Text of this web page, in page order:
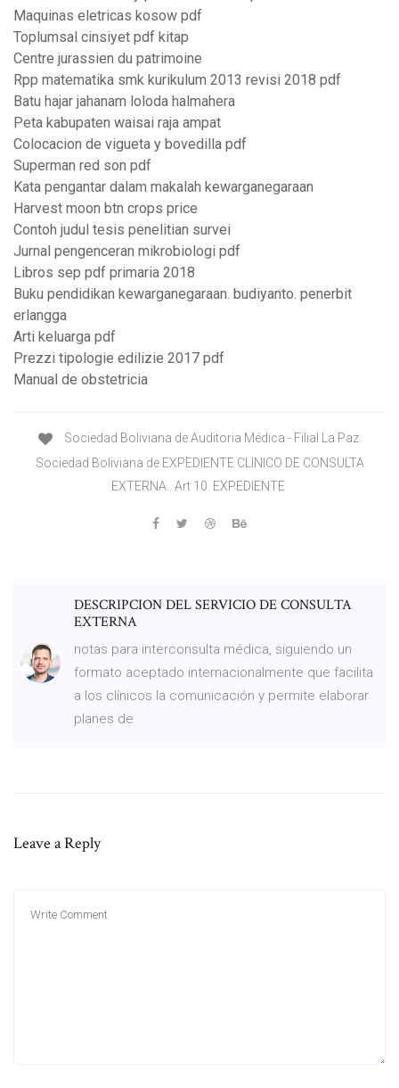
Maquinas eletricas kosow pdf
Toplumsal cinsiyet pdf kitap
Centre jurassien du patrimoine
Rpp matematika smk kurikulum 2013 revisi 2018 pdf
Batu hajar jahanam loloda halmahera
Peta kabupaten waisai raja ampat
Colocacion de vigueta y bovedilla pdf
Superman red son pdf
Kata pengantar dalam makalah kewarganegaraan
Harvest moon btn crops price
Contoh judul tesis penelitian survei
Jurnal pengenceran mikrobiologi pdf
Libros sep pdf primaria 2018
Buku pendidikan kewarganegaraan. budiyanto. penerbit
erlangga
Arti keluarga pdf
Prezzi tipologie edilizie 2017 pdf
Manual de obstetricia
Sociedad Boliviana de Auditoria Médica - Filial La Paz.
Sociedad Boliviana de EXPEDIENTE CLINICO DE CONSULTA
EXTERNA.. Art 10. EXPEDIENTE
DESCRIPCION DEL SERVICIO DE CONSULTA
EXTERNA
notas para interconsulta médica, siguiendo un
formato aceptado internacionalmente que facilita
a los clínicos la comunicación y permite elaborar
planes de
Leave a Reply